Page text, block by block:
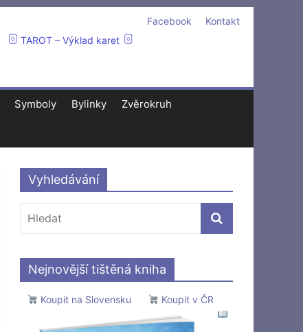
Kontakt
Facebook
TAROT – Výklad karet
Symboly Bylinky Zvěrokruh
Vyhledávání
Nejnovější tištěná kniha
Koupit na Slovensku Koupit v ČR